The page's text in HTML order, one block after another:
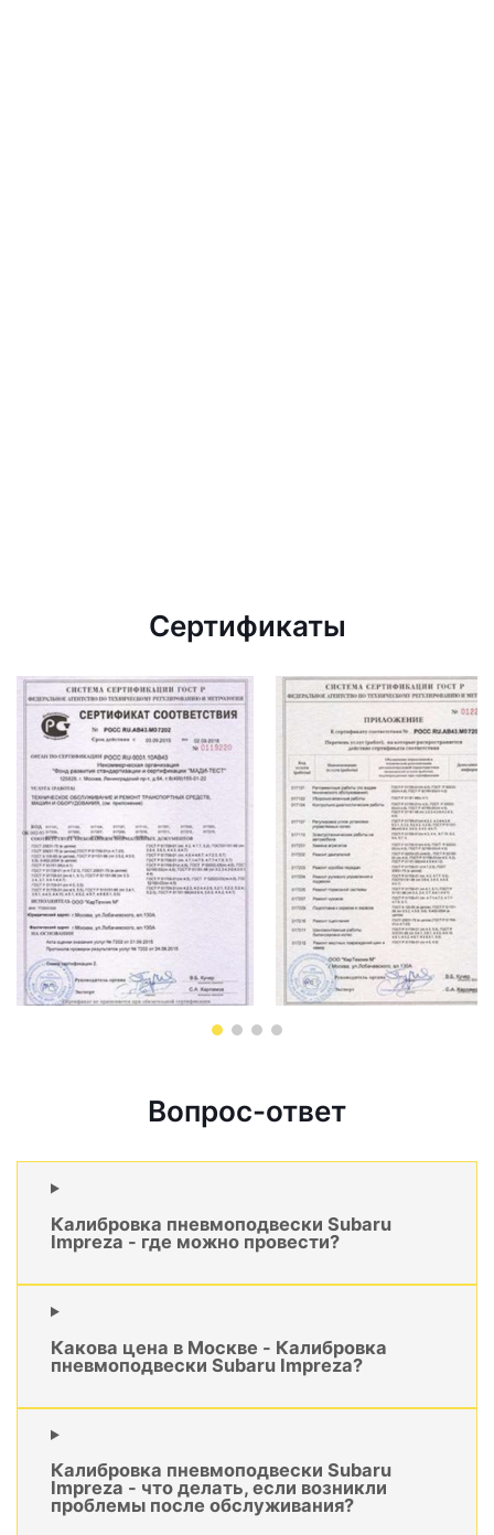
Сертификаты
Вопрос-ответ
Калибровка пневмоподвески Subaru
Impreza - где можно провести?
Какова цена в Москве - Калибровка
пневмоподвески Subaru Impreza?
Калибровка пневмоподвески Subaru
Impreza - что делать, если возникли
проблемы после обслуживания?